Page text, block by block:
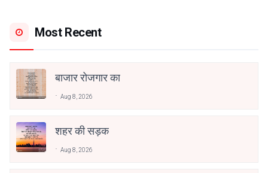
Most Recent
बाजार रोजगार का
Aug 8, 2026
शहर की सड़क
Aug 8, 2026